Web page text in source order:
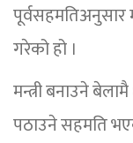
पूर्वसहमतिअनुसार
गरेको हो ।
मन्त्री बनाउने
पठाउने सहमति